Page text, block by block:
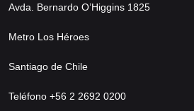
Avda. Bernardo O’Higgins 1825
Metro Los Héroes
Santiago de Chile
Teléfono +56 2 2692 0200